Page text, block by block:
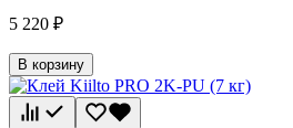
5 220 ₽
В корзину